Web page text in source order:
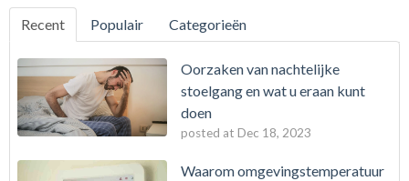
Recent Populair Categorieën
Oorzaken van nachtelijke
stoelgang en wat u eraan kunt
doen
posted at Dec 18, 2023
Waarom omgevingstemperatuur